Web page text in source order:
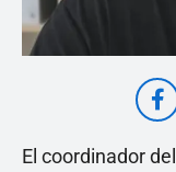
El coordinador